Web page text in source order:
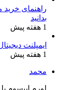
بدانید
1 هفته پیش
ایمپلنت
1 هفته پیش
محمد
لورم ایپسوم